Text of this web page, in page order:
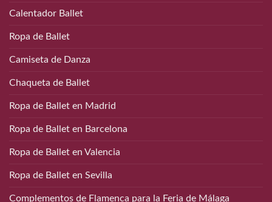
Calentador Ballet
Ropa de Ballet
Camiseta de Danza
Chaqueta de Ballet
Ropa de Ballet en Madrid
Ropa de Ballet en Barcelona
Ropa de Ballet en Valencia
Ropa de Ballet en Sevilla
Complementos de Flamenca para la Feria de Málaga